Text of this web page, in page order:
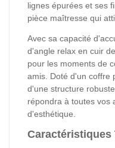
lignes épurées et ses
pièce maîtresse qui
Avec sa capacité
d'angle relax en cuir
pour les moments de
amis. Doté d'un coffre
d'une structure
répondra à toutes vos
d'esthétique.
Caractéristiques